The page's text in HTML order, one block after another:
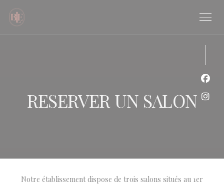
Personnalisation de vos choix en matière de cookies
RESERVER UN SALON
Notre établissement dispose de trois salons situés au 1er